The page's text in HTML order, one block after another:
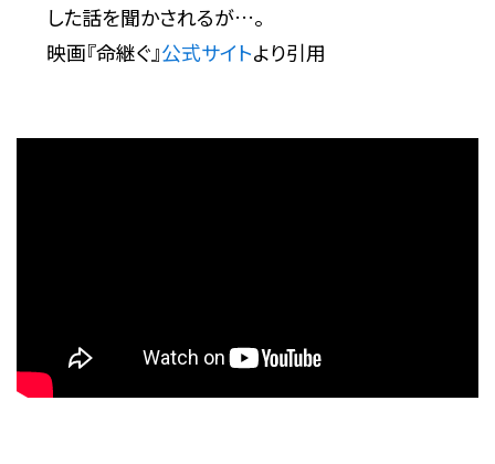
した話を聞かされるが…。
映画『命継ぐ』公式サイトより引用